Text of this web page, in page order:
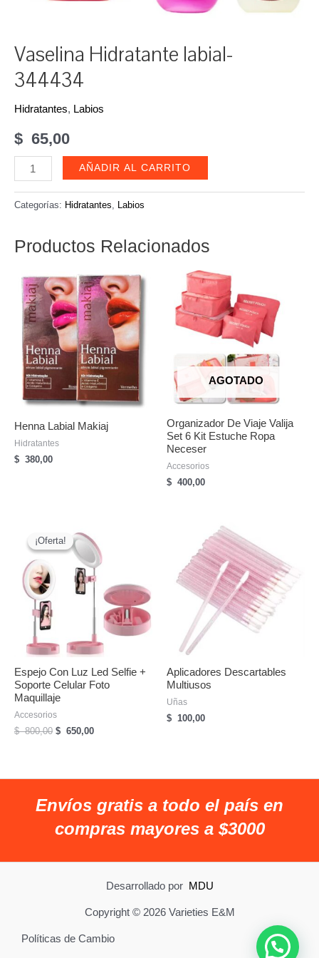
Vaselina Hidratante labial-
344434
Hidratantes, Labios
$ 65,00
Vaselina
Hidratante
labial-
cantidad
AÑADIR AL CARRITO
Categorías: Hidratantes, Labios
Productos Relacionados
Henna Labial Makiaj
Hidratantes
$ 380,00
AGOTADO
Organizador De Viaje Valija
Set 6 Kit Estuche Ropa
Neceser
Accesorios
$ 400,00
¡Oferta!
¡Oferta!
Espejo Con Luz Led Selfie +
Soporte Celular Foto
Maquillaje
Accesorios
$800,00 El
$
$ 650,00El
$
Aplicadores Descartables
Multiusos
Uñas
$ 100,00
Envíos gratis a todo el país en
compras mayores a $3000
Desarrollado por MDU
Copyright © 2026 Varieties E&M
Políticas de Cambio